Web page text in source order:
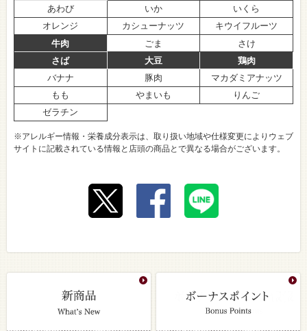
あわび
いか
いくら
オレンジ
カシューナッツ
キウイフルーツ
牛肉
ごま
さけ
さば
大豆
鶏肉
バナナ
豚肉
マカダミアナッツ
もも
やまいも
りんご
ゼラチン
※アレルギー情報・栄養成分表示は、取り扱い地域や仕様変更によりウェブ
サイトに記載されている情報と店頭の商品とで異なる場合がございます。